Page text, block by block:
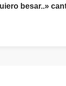
besar..»